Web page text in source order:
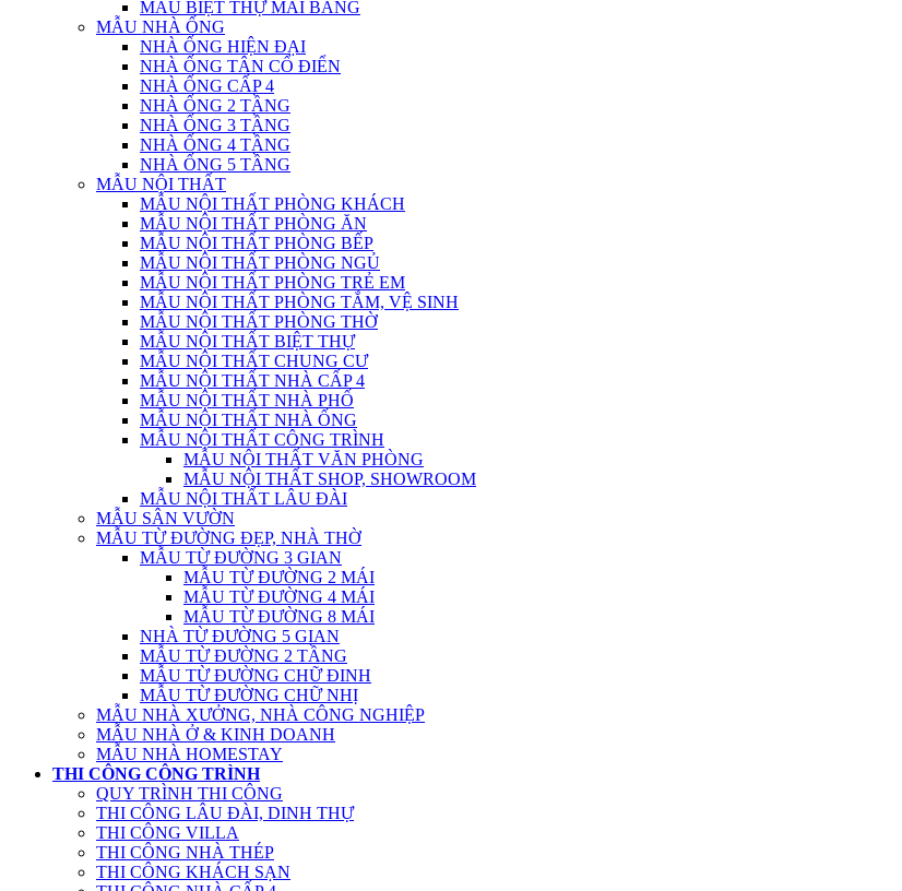
MẪU BIỆT THỰ MÁI BẰNG
MẪU NHÀ ỐNG
NHÀ ỐNG HIỆN ĐẠI
NHÀ ỐNG TÂN CỔ ĐIỂN
NHÀ ỐNG CẤP 4
NHÀ ỐNG 2 TẦNG
NHÀ ỐNG 3 TẦNG
NHÀ ỐNG 4 TẦNG
NHÀ ỐNG 5 TẦNG
MẪU NỘI THẤT
MẪU NỘI THẤT PHÒNG KHÁCH
MẪU NỘI THẤT PHÒNG ĂN
MẪU NỘI THẤT PHÒNG BẾP
MẪU NỘI THẤT PHÒNG NGỦ
MẪU NỘI THẤT PHÒNG TRẺ EM
MẪU NỘI THẤT PHÒNG TẮM, VỆ SINH
MẪU NỘI THẤT PHÒNG THỜ
MẪU NỘI THẤT BIỆT THỰ
MẪU NỘI THẤT CHUNG CƯ
MẪU NỘI THẤT NHÀ CẤP 4
MẪU NỘI THẤT NHÀ PHỐ
MẪU NỘI THẤT NHÀ ỐNG
MẪU NỘI THẤT CÔNG TRÌNH
MẪU NỘI THẤT VĂN PHÒNG
MẪU NỘI THẤT SHOP, SHOWROOM
MẪU NỘI THẤT LÂU ĐÀI
MẪU SÂN VƯỜN
MẪU TỪ ĐƯỜNG ĐẸP, NHÀ THỜ
MẪU TỪ ĐƯỜNG 3 GIAN
MẪU TỪ ĐƯỜNG 2 MÁI
MẪU TỪ ĐƯỜNG 4 MÁI
MẪU TỪ ĐƯỜNG 8 MÁI
NHÀ TỪ ĐƯỜNG 5 GIAN
MẪU TỪ ĐƯỜNG 2 TẦNG
MẪU TỪ ĐƯỜNG CHỮ ĐINH
MẪU TỪ ĐƯỜNG CHỮ NHỊ
MẪU NHÀ XƯỞNG, NHÀ CÔNG NGHIỆP
MẪU NHÀ Ở & KINH DOANH
MẪU NHÀ HOMESTAY
THI CÔNG CÔNG TRÌNH
QUY TRÌNH THI CÔNG
THI CÔNG LÂU ĐÀI, DINH THỰ
THI CÔNG VILLA
THI CÔNG NHÀ THÉP
THI CÔNG KHÁCH SẠN